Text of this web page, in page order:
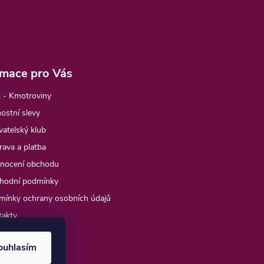
pro Vás
- Kmotroviny
slevy
klub
a platba
obchodu
podmínky
ochrany osobních údajů
objednávka